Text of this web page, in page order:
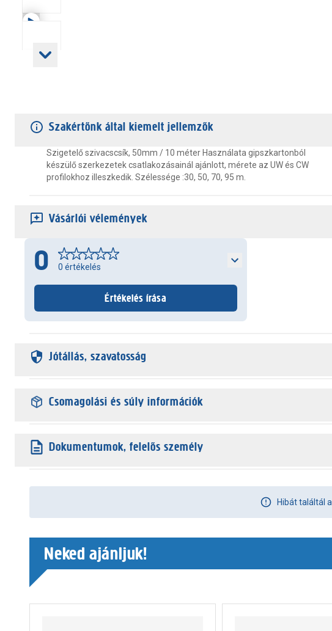
Szakértőnk által kiemelt jellemzők
Szigetelő szivacscsík, 50mm / 10 méter Használata gipszkartonból
készülő szerkezetek csatlakozásainál ajánlott, mérete az UW és CW
profilokhoz illeszkedik. Szélessége :30, 50, 70, 95 m.
Vásárlói vélemények
0 0 értékelés
Értékelés írása
Jótállás, szavatosság
Csomagolási és súly információk
Dokumentumok, felelős személy
Hibát találtál
Neked ajánljuk!